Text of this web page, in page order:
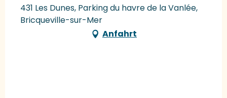
431 Les Dunes, Parking du havre de la Vanlée,
Bricqueville-sur-Mer
Anfahrt